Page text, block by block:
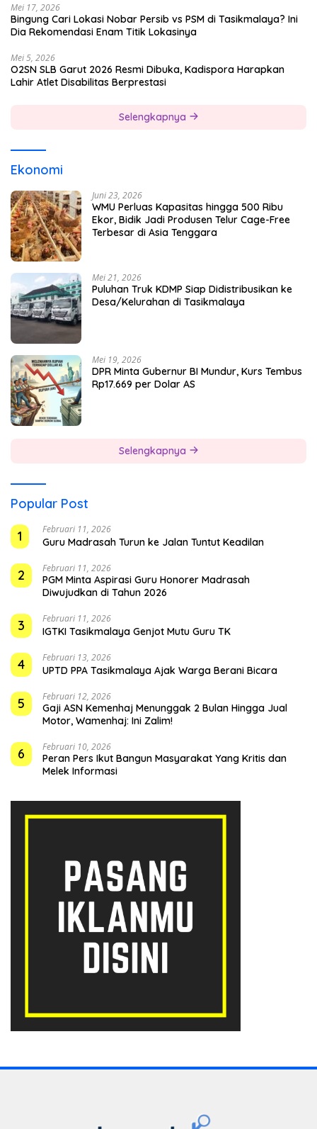
Mei 17, 2026
Bingung Cari Lokasi Nobar Persib vs PSM di Tasikmalaya? Ini
Dia Rekomendasi Enam Titik Lokasinya
Mei 5, 2026
O2SN SLB Garut 2026 Resmi Dibuka, Kadispora Harapkan
Lahir Atlet Disabilitas Berprestasi
Selengkapnya
Ekonomi
Juni 23, 2026
WMU Perluas Kapasitas hingga 500 Ribu
Ekor, Bidik Jadi Produsen Telur Cage-Free
Terbesar di Asia Tenggara
Mei 21, 2026
Puluhan Truk KDMP Siap Didistribusikan ke
Desa/Kelurahan di Tasikmalaya
Mei 19, 2026
DPR Minta Gubernur BI Mundur, Kurs Tembus
Rp17.669 per Dolar AS
Selengkapnya
Popular Post
1
Februari 11, 2026
Guru Madrasah Turun ke Jalan Tuntut Keadilan
2 Februari 11, 2026
PGM Minta Aspirasi Guru Honorer Madrasah
Diwujudkan di Tahun 2026
3 Februari 11, 2026
IGTKI Tasikmalaya Genjot Mutu Guru TK
4 Februari 13, 2026
UPTD PPA Tasikmalaya Ajak Warga Berani Bicara
5 Februari 12, 2026
Gaji ASN Kemenhaj Menunggak 2 Bulan Hingga Jual
Motor, Wamenhaj: Ini Zalim!
6 Februari 10, 2026
Peran Pers Ikut Bangun Masyarakat Yang Kritis dan
Melek Informasi